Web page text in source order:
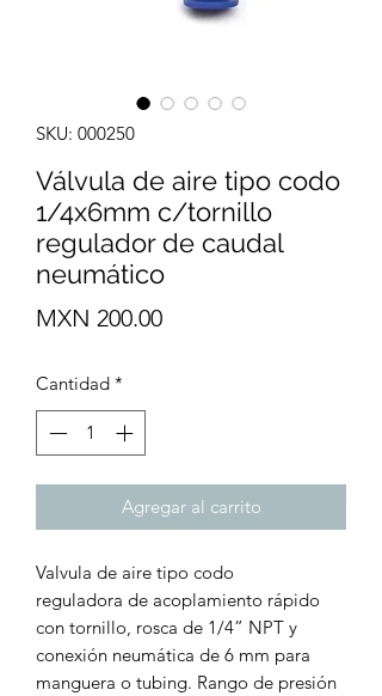
SKU: 000250
Válvula de aire tipo codo
1/4x6mm c/tornillo
regulador de caudal
neumático
MXN 200.00Precio
Cantidad *
Agregar al carrito
Valvula de aire tipo codo
reguladora de acoplamiento rápido
con tornillo, rosca de 1/4” NPT y
conexión neumática de 6 mm para
manguera o tubing. Rango de presión